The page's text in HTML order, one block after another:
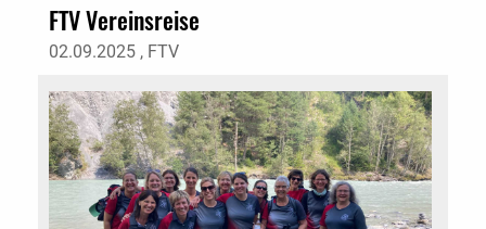
FTV Vereinsreise
02.09.2025 , FTV